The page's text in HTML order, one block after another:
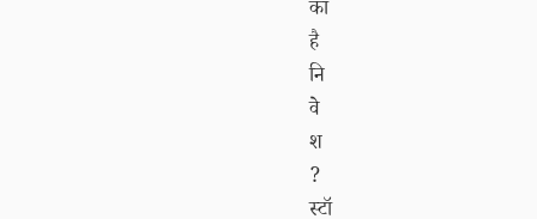
का
है
नि
वे
श
?
स्टॉ